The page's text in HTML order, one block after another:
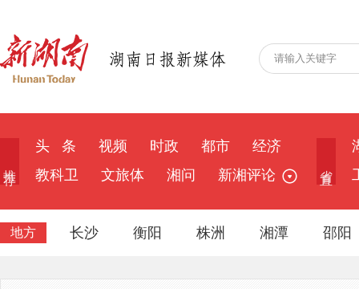
头 条 视频 时政 都市
经济
教科卫
文旅体 湘问 新湘评论
地方 长沙 衡阳 株洲 湘潭 邵阳